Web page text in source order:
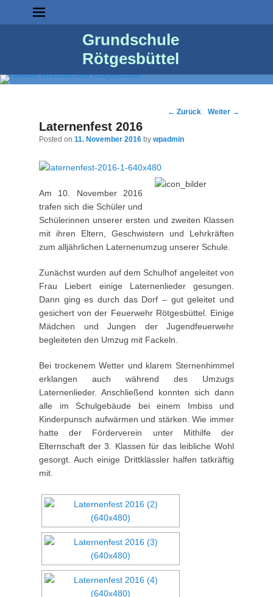
Grundschule
Rötgesbüttel
Post
← Zurück Weiter →
Laternenfest 2016
Posted on 11. November 2016 by wpadmin
Am 10. November 2016
trafen sich die Schüler und
Schülerinnen unserer ersten und zweiten Klassen
mit ihren Eltern, Geschwistern und Lehrkräften
zum alljährlichen Laternenumzug unserer Schule.
Zunächst wurden auf dem Schulhof angeleitet von
Frau Liebert einige Laternenlieder gesungen.
Dann ging es durch das Dorf – gut geleitet und
gesichert von der Feuerwehr Rötgesbüttel. Einige
Mädchen und Jungen der Jugendfeuerwehr
begleiteten den Umzug mit Fackeln.
Bei trockenem Wetter und klarem Sternenhimmel
erklangen auch während des Umzugs
Laternenlieder. Anschließend konnten sich dann
alle im Schulgebäude bei einem Imbiss und
Kinderpunsch aufwärmen und stärken. Wie immer
hatte der Förderverein unter Mithilfe der
Elternschaft der 3. Klassen für das leibliche Wohl
gesorgt. Auch einige Drittklässler halfen tatkräftig
mit.